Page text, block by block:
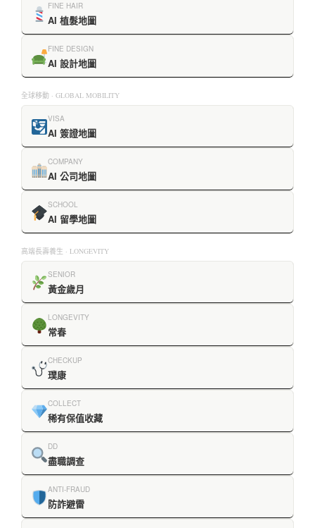
FINE HAIR
AI 植髮地圖
FINE DESIGN
AI 設計地圖
全球移動 · GLOBAL MOBILITY
VISA
AI 簽證地圖
COMPANY
AI 公司地圖
SCHOOL
AI 留學地圖
高端長壽養生 · LONGEVITY
SENIOR
黃金歲月
LONGEVITY
常春
CHECKUP
璞康
COLLECT
稀有保值收藏
DD
盡職調查
ANTI-FRAUD
防詐避雷